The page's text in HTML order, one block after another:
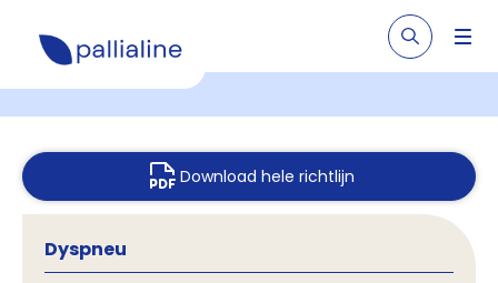
Download hele richtlijn
Dyspneu